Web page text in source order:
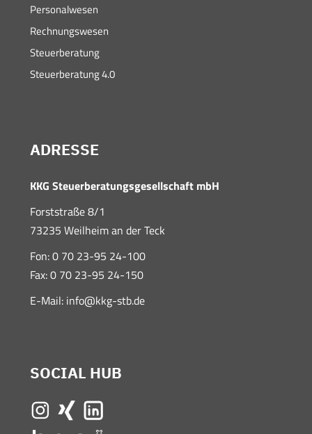
Personalwesen
Rechnungswesen
Steuerberatung
Steuerberatung 4.0
ADRESSE
KKG Steuerberatungsgesellschaft mbH
Forststraße 8/1
73235 Weilheim an der Teck
Fon: 0 70 23-95 24-100
Fax: 0 70 23-95 24-150
E-Mail: info@kkg-stb.de
SOCIAL HUB